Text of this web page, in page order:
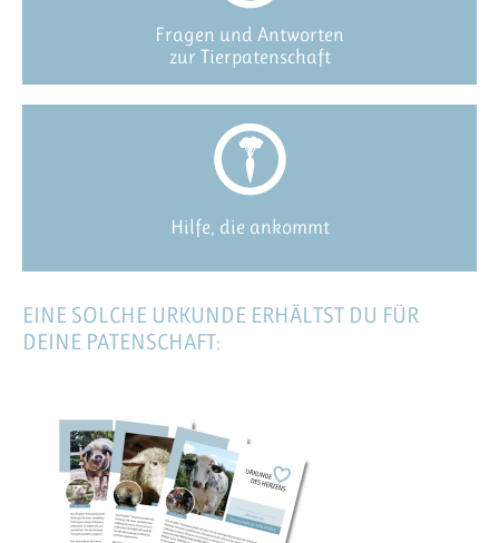
Fragen und Antworten
zur Tierpatenschaft
Hilfe, die ankommt
EINE SOLCHE URKUNDE ERHÄLTST DU FÜR
DEINE PATENSCHAFT: